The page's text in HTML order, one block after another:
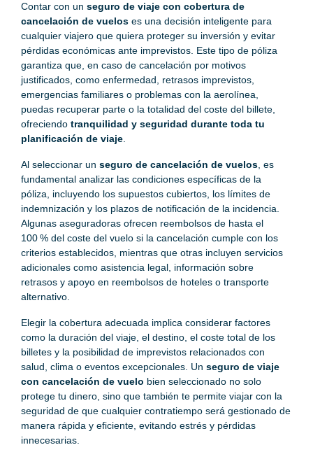
Contar con un seguro de viaje con cobertura de
cancelación de vuelos es una decisión inteligente para
cualquier viajero que quiera proteger su inversión y evitar
pérdidas económicas ante imprevistos. Este tipo de póliza
garantiza que, en caso de cancelación por motivos
justificados, como enfermedad, retrasos imprevistos,
emergencias familiares o problemas con la aerolínea,
puedas recuperar parte o la totalidad del coste del billete,
ofreciendo tranquilidad y seguridad durante toda tu
planificación de viaje
Al seleccionar un seguro de cancelación de vuelos , es
fundamental analizar las condiciones específicas de la
póliza, incluyendo los supuestos cubiertos, los límites de
indemnización y los plazos de notificación de la incidencia.
Algunas aseguradoras ofrecen reembolsos de hasta el
100 % del coste del vuelo si la cancelación cumple con los
criterios establecidos, mientras que otras incluyen servicios
adicionales como asistencia legal, información sobre
retrasos y apoyo en reembolsos de hoteles o transporte
alternativo.
Elegir la cobertura adecuada implica considerar factores
como la duración del viaje, el destino, el coste total de los
billetes y la posibilidad de imprevistos relacionados con
salud, clima o eventos excepcionales. Un seguro de viaje
con cancelación de vuelo bien seleccionado no solo
protege tu dinero, sino que también te permite viajar con la
seguridad de que cualquier contratiempo será gestionado de
manera rápida y eficiente, evitando estrés y pérdidas
innecesarias.